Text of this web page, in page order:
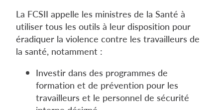
La FCSII appelle les ministres de la Santé à
utiliser tous les outils à leur disposition pour
éradiquer la violence contre les travailleurs de
la santé, notamment :
Investir dans des programmes de
formation et de prévention pour les
travailleurs et le personnel de sécurité